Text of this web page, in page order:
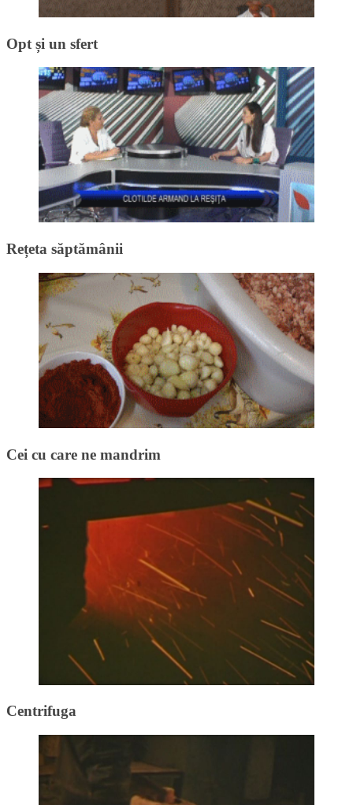
Opt și un sfert
Rețeta săptămânii
Cei cu care ne mandrim
Centrifuga